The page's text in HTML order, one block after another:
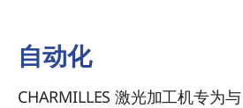
自动化
CHARMILLES 激光加工机专为